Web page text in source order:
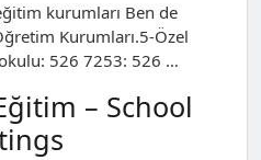
kurumları Ben de
Kurumları.5-Özel
526 7253: 526 …
– School